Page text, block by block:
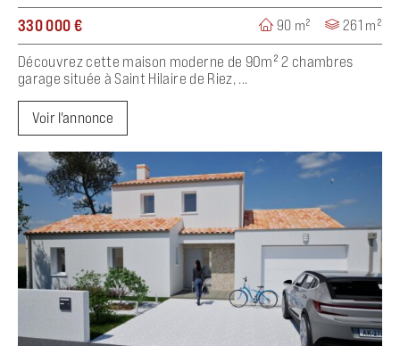
330 000 € 90 m² 261 m²
Découvrez cette maison moderne de 90m² 2 chambres
garage située à Saint Hilaire de Riez, ...
Voir l'annonce